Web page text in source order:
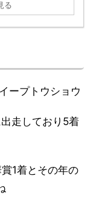
る
ープトウショウ
走しており5着
1着とその年の